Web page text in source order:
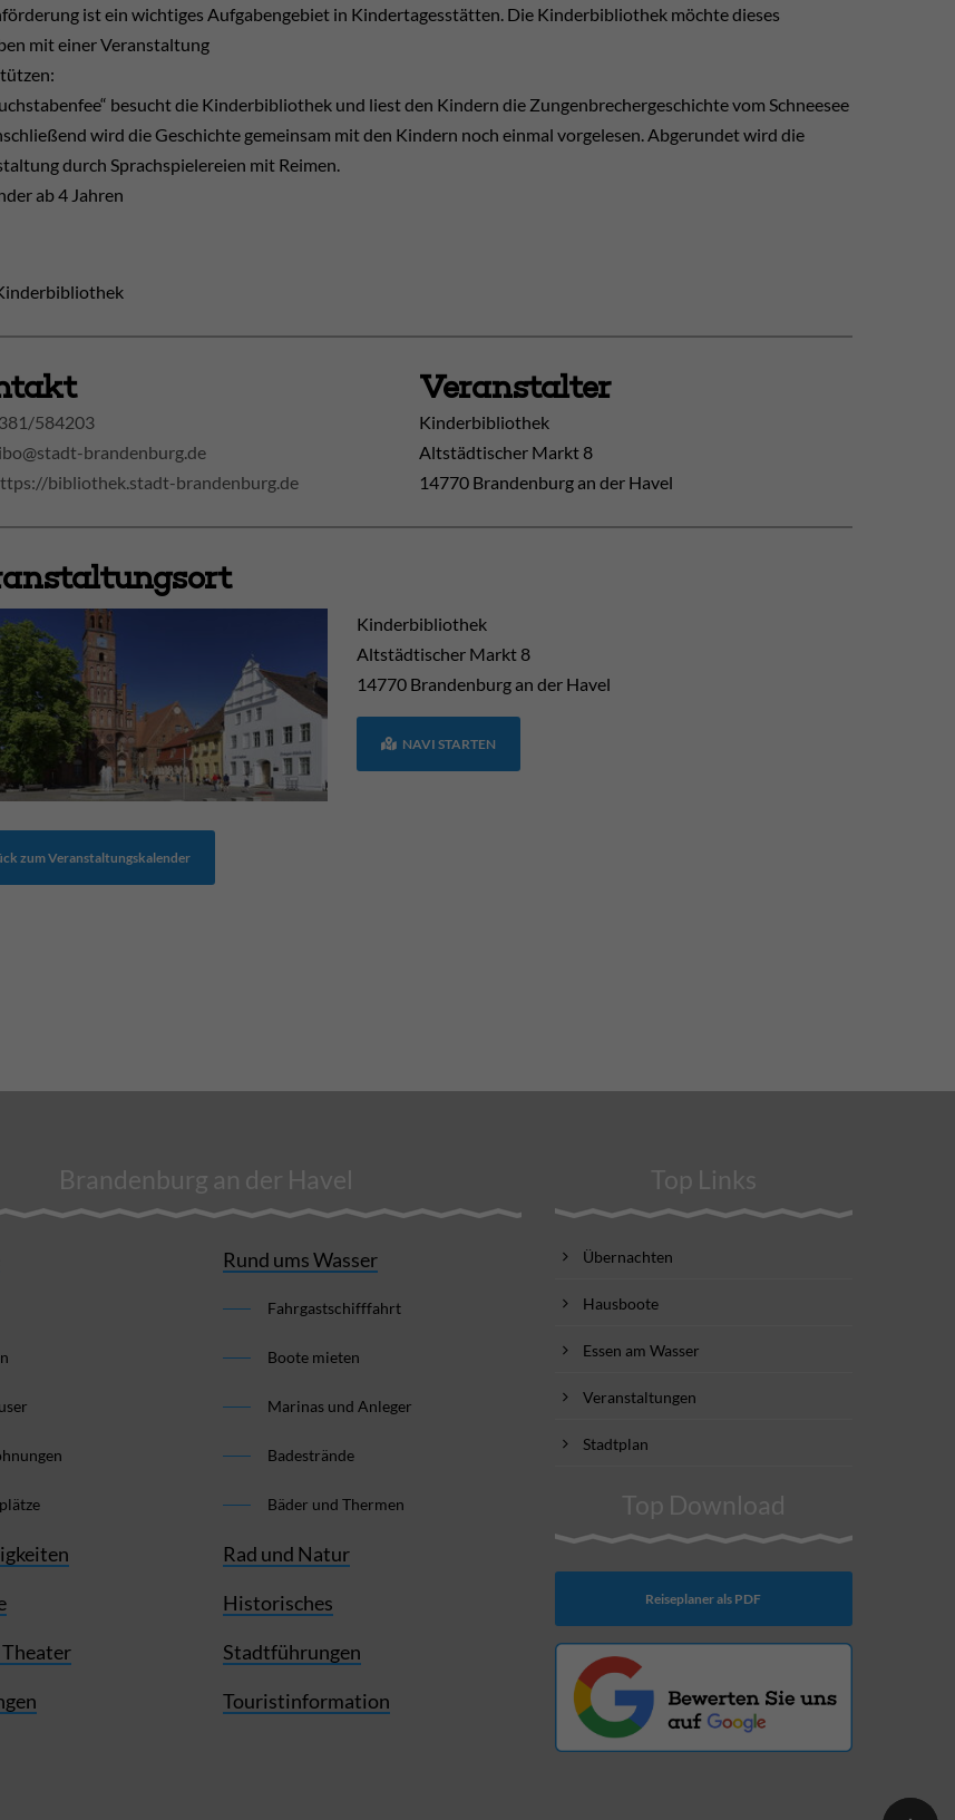
ist ein wichtiges Aufgabengebiet in Kindertagesstätten. Die Kinderbibliothek möchte dieses
mit einer Veranstaltung
besucht die Kinderbibliothek und liest den Kindern die Zungenbrechergeschichte vom Schneesee
wird die Geschichte gemeinsam mit den Kindern noch einmal vorgelesen. Abgerundet wird die
durch Sprachspielereien mit Reimen.
ab 4 Jahren
584203
brandenburg.de
bibliothek.stadt-brandenburg.de
Veranstalter
Kinderbibliothek
Altstädtischer Markt 8
14770 Brandenburg an der Havel
Kinderbibliothek
Altstädtischer Markt 8
14770 Brandenburg an der Havel
NAVI STARTEN
zum Veranstaltungskalender
Brandenburg an der Havel
Rund ums Wasser
Fahrgastschifffahrt
Boote mieten
Marinas und Anleger
Badestrände
Bäder und Thermen
Rad und Natur
Historisches
Stadtführungen
Touristinformation
Top Links
Übernachten
Hausboote
Essen am Wasser
Veranstaltungen
Stadtplan
Top Download
Reiseplaner als PDF